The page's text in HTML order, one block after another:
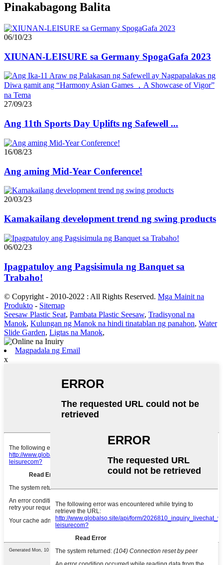
Pinakabagong Balita
06/10/23
XIUNAN-LEISURE sa Germany SpogaGafa 2023
27/09/23
Ang 11th Sports Day Uplifts ng Safewell ...
16/08/23
Ang aming Mid-Year Conference!
20/03/23
Kamakailang development trend ng swing products
06/02/23
Ipagpatuloy ang Pagsisimula ng Banquet sa
Trabaho!
© Copyright - 2010-2022 : All Rights Reserved. Mga Mainit na
Produkto - Sitemap
Seesaw Plastic Seat, Pambata Plastic Seesaw, Tradisyonal na
Manok, Kulungan ng Manok na hindi tinatablan ng panahon, Water
Slide Garden, Ligtas na Manok,
Magpadala ng Email
x